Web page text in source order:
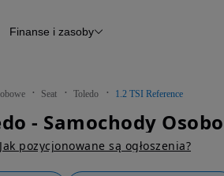
Raport z inspekcji
Otomoto News
Finanse i zasoby
Seat Toledo 1.2 TSI Reference
Jak pozycjonowane są ogłoszenia?